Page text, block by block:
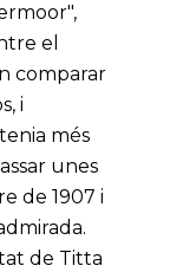
el
comparar
i
més
unes
de 1907 i
de Titta